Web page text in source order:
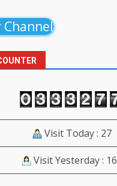
Channel
Visit Today : 27
Visit Yesterday :